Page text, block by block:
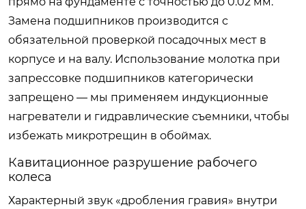
Замена подшипников производится с
обязательной проверкой посадочных мест в
корпусе и на валу. Использование молотка при
запрессовке подшипников категорически
запрещено — мы применяем индукционные
нагреватели и гидравлические съемники, чтобы
избежать микротрещин в обоймах.
Кавитационное разрушение рабочего
колеса
Характерный звук «дробления гравия» внутри